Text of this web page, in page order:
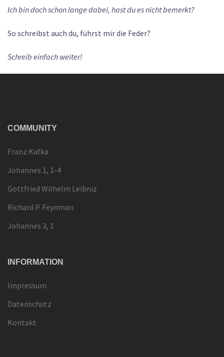
Ich bin doch schon lange dabei, hast du es nicht bemerkt?
So schreibst auch du, führst mir die Feder?
Schreib einfach weiter!
COMMUNITY
Franz Kafka
Johannes 1, 1-4
Gottfried Wilhelm Leibniz
Richard P. Feynman
Johannes 3, 1
INFORMATION
Impressum
Datenschutz
Kontakt